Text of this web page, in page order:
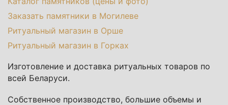
Заказать памятники в Могилеве
Ритуальный магазин в Орше
Ритуальный магазин в Горках
Изготовление и доставка ритуальных товаров по
всей Беларуси.
Собственное производство, большие объемы и